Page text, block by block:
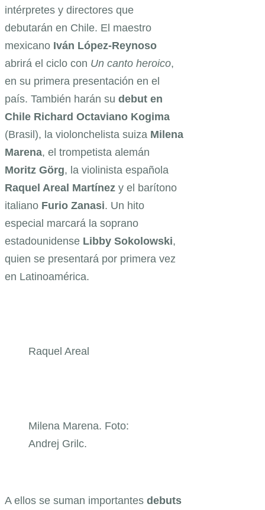
intérpretes y directores que
debutarán en Chile. El maestro
mexicano Iván López-Reynoso
abrirá el ciclo con Un canto heroico,
en su primera presentación en el
país. También harán su debut en
Chile Richard Octaviano Kogima
(Brasil), la violonchelista suiza Milena
Marena, el trompetista alemán
Moritz Görg, la violinista española
Raquel Areal Martínez y el barítono
italiano Furio Zanasi. Un hito
especial marcará la soprano
estadounidense Libby Sokolowski,
quien se presentará por primera vez
en Latinoamérica.
Raquel Areal
Milena Marena. Foto:
Andrej Grilc.
A ellos se suman importantes debuts